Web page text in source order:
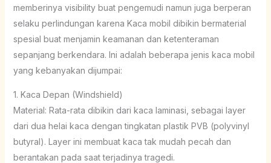
memberinya visibility buat pengemudi namun juga berperan
selaku perlindungan karena Kaca mobil dibikin bermaterial
spesial buat menjamin keamanan dan ketenteraman
sepanjang berkendara. Ini adalah beberapa jenis kaca mobil
yang kebanyakan dijumpai:
1. Kaca Depan (Windshield)
Material: Rata-rata dibikin dari kaca laminasi, sebagai layer
dari dua helai kaca dengan tingkatan plastik PVB (polyvinyl
butyral). Layer ini membuat kaca tak mudah pecah dan
berantakan pada saat terjadinya tragedi.